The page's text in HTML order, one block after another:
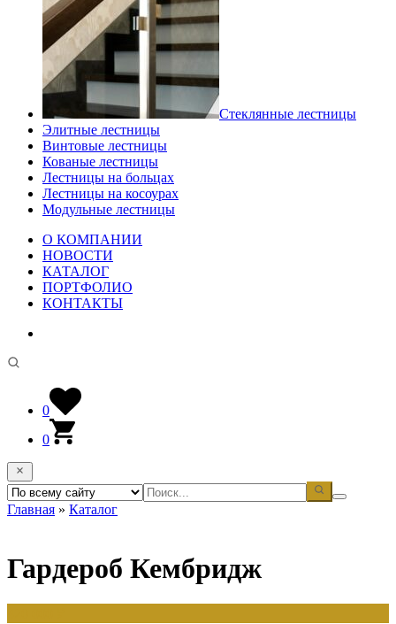
Стеклянные лестницы
Элитные лестницы
Винтовые лестницы
Кованые лестницы
Лестницы на больцах
Лестницы на косоурах
Модульные лестницы
О КОМПАНИИ
НОВОСТИ
КАТАЛОГ
ПОРТФОЛИО
КОНТАКТЫ
0
0
Главная » Каталог
Гардероб Кембридж